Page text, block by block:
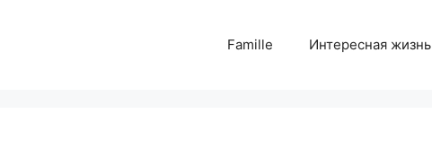
Famille Интересная жизнь